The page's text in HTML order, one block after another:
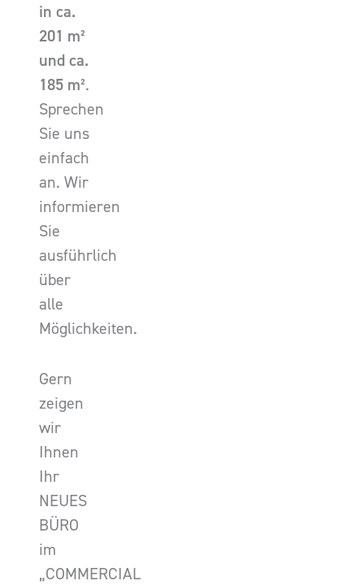
in ca.
201 m²
und ca.
185 m².
Sprechen
Sie uns
einfach
an. Wir
informieren
Sie
ausführlich
über
alle
Möglichkeiten.
Gern
zeigen
wir
Ihnen
Ihr
NEUES
BÜRO
im
„COMMERCIAL